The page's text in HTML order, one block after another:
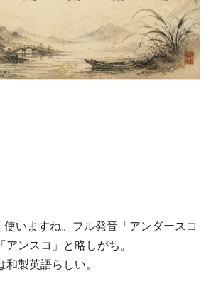
使いますね。フル発音「アンダースコ
ンスコ」と略しがち。
和製英語らしい。